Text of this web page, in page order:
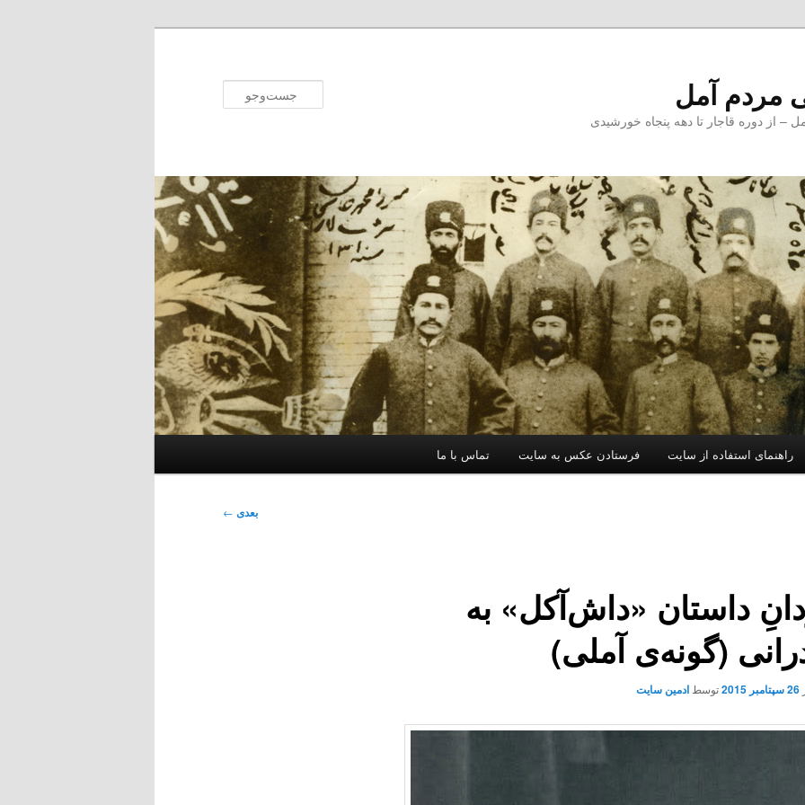
مردم آمل
از دوره قاجار تا دهه پنجاه خورشیدی
راهنمای استفاده از سایت فرستادن عکس به سایت تماس با ما
بعدی ←
داستان «داش‌آکل» به
(گونه‌ی آملی)
26 سپتامبر 2015 توسط ادمین سایت